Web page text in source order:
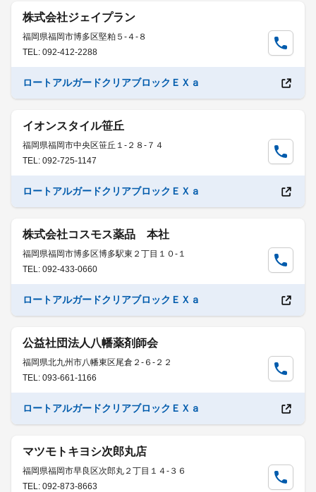
株式会社ジェイプラン
福岡県福岡市博多区堅粕５-４-８
TEL: 092-412-2288
ロートアルガードクリアブロックＥＸａ
イオンスタイル笹丘
福岡県福岡市中央区笹丘１-２８-７４
TEL: 092-725-1147
ロートアルガードクリアブロックＥＸａ
株式会社コスモス薬品 本社
福岡県福岡市博多区博多駅東２丁目１０-１
TEL: 092-433-0660
ロートアルガードクリアブロックＥＸａ
公益社団法人八幡薬剤師会
福岡県北九州市八幡東区尾倉２-６-２２
TEL: 093-661-1166
ロートアルガードクリアブロックＥＸａ
マツモトキヨシ次郎丸店
福岡県福岡市早良区次郎丸２丁目１４-３６
TEL: 092-873-8663